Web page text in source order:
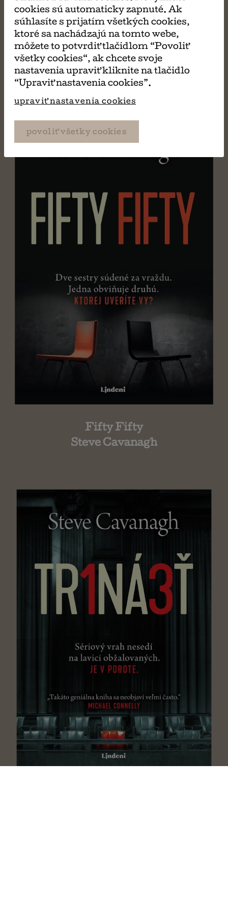
MÔŽE SA VÁM TIEŽ
PÁČIŤ
Fifty Fifty
Steve Cavanagh
cookies sú automaticky zapnuté. Ak
súhlasíte s prijatím všetkých cookies,
ktoré sa nachádzajú na tomto webe,
môžete to potvrdiť tlačidlom “Povoliť
všetky cookies“, ak chcete svoje
nastavenia upraviť kliknite na tlačidlo
“Upraviť nastavenia cookies”.
upraviť nastavenia cookies
povoliť všetky cookies